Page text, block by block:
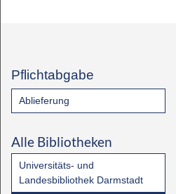
Pflichtabgabe
Ablieferung
Alle Bibliotheken
Universitäts- und
Landesbibliothek Darmstadt